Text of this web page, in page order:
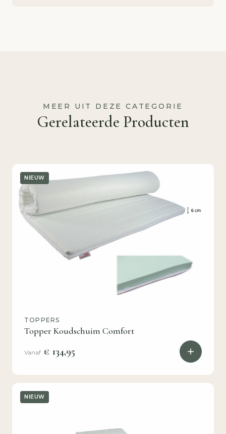
MEER UIT DEZE CATEGORIE
Gerelateerde Producten
NIEUW
TOPPERS
Topper Koudschuim Comfort
Vanaf € 134,95
NIEUW